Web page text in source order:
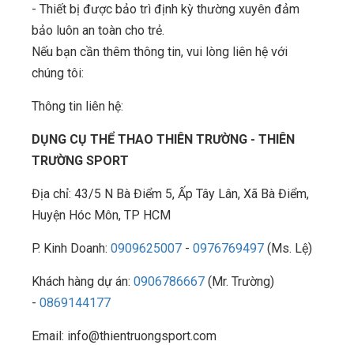
- Thiết bị được bảo trì định kỳ thường xuyên đảm
bảo luôn an toàn cho trẻ.
Nếu bạn cần thêm thông tin, vui lòng liên hệ với
chúng tôi:
Thông tin liên hệ:
DỤNG CỤ THỂ THAO THIÊN TRƯỜNG - THIÊN
TRƯỜNG SPORT
Địa chỉ: 43/5 N Bà Điểm 5, Ấp Tây Lân, Xã Bà Điểm,
Huyện Hóc Môn, TP HCM
P. Kinh Doanh: 0909625007 - 0976769497 (Ms. Lệ)
Khách hàng dự án: 0906786667 (Mr. Trường)
- 0869144177
Email: info@thientruongsport.com